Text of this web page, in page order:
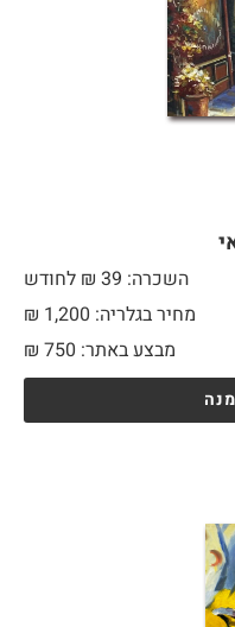
השכרה: 39 ₪ לחודש
מחיר בגלריה: 1,200 ₪
מבצע באתר:
₪ 750